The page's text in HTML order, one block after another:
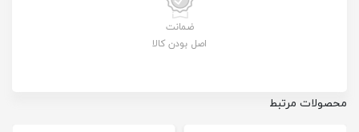
ضمانت
اصل بودن کالا
محصولات مرتبط